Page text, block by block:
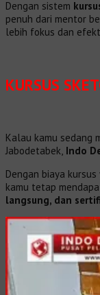
Dengan sistem
penuh dari mentor
lebih fokus dan
KURSUS
Kalau kamu sedang
Jabodetabek, Indo
Dengan biaya
kamu tetap
langsung, dan